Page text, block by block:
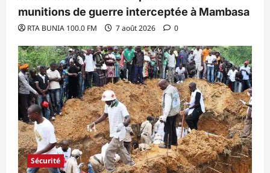
munitions de guerre interceptée à Mambasa
RTA BUNIA 100.0 FM 7 août 2026 0
Sécurité